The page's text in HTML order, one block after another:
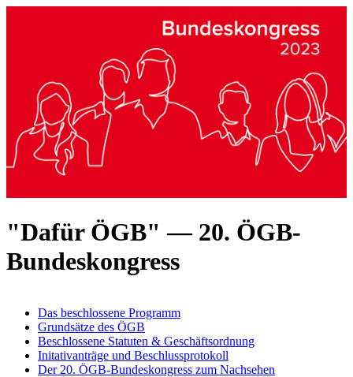
"Dafür ÖGB" — 20. ÖGB-
Bundeskongress
Das beschlossene Programm
Grundsätze des ÖGB
Beschlossene Statuten & Geschäftsordnung
Initativanträge und Beschlussprotokoll
Der 20. ÖGB-Bundeskongress zum Nachsehen